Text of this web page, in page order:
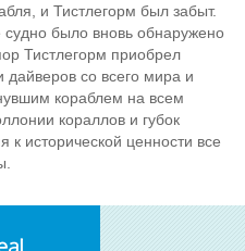
и Тистлегорм был забыт.
было вновь обнаружено
Тистлегорм приобрел
дайверов со всего мира и
кораблем на всем
кораллов и губок
к исторической ценности все